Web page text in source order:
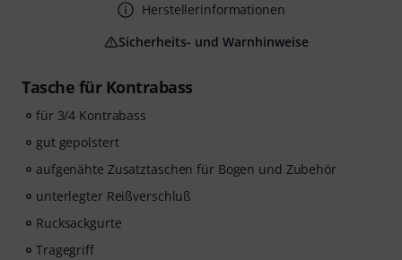
Tasche für Kontrabass
für 3/4 Kontrabass
gut gepolstert
aufgenähte Zusatztaschen für Bogen und Zubehör
unterlegter Reißverschluß
Rucksackgurte
Tragegriff
Herstellerinformationen
Sicherheits- und Warnhinweise